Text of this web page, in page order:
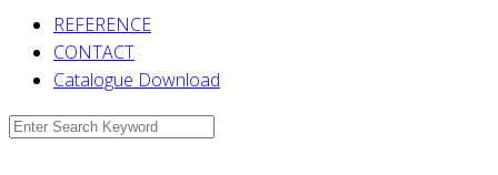
REFERENCE
CONTACT
Catalogue Download
Search